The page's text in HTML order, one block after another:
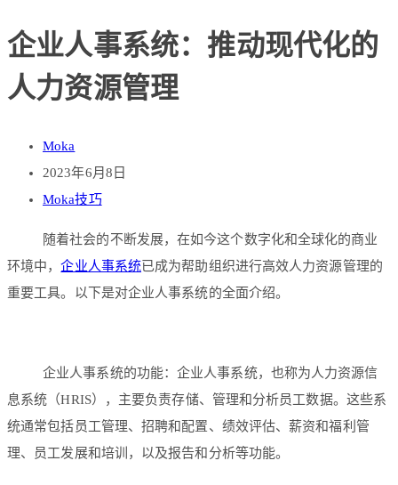
企业人事系统：推动现代化的
人力资源管理
Moka
2023年6月8日
Moka技巧
随着社会的不断发展，在如今这个数字化和全球化的商业
环境中，企业人事系统已成为帮助组织进行高效人力资源管理的
重要工具。以下是对企业人事系统的全面介绍。
企业人事系统的功能：企业人事系统，也称为人力资源信
息系统（HRIS），主要负责存储、管理和分析员工数据。这些系
统通常包括员工管理、招聘和配置、绩效评估、薪资和福利管
理、员工发展和培训，以及报告和分析等功能。